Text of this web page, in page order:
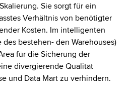
Sie sorgt für ein
Verhältnis von benötigter
Kosten. Im intelligenten
des bestehen- den Warehouses)
für die Sicherung der
divergierende Qualität
und Data Mart zu verhindern.